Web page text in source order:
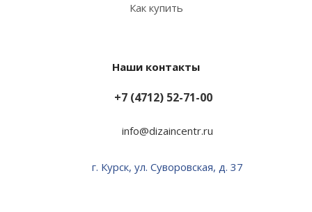
Как купить
Наши контакты
+7 (4712) 52-71-00
info@dizaincentr.ru
г. Курск, ул. Суворовская, д. 37